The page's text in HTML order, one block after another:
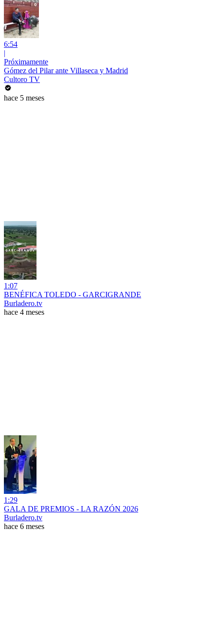
6:54
|
Próximamente
Gómez del Pilar ante Villaseca y Madrid
Cultoro TV
hace 5 meses
1:07
BENÉFICA TOLEDO - GARCIGRANDE
Burladero.tv
hace 4 meses
1:29
GALA DE PREMIOS - LA RAZÓN 2026
Burladero.tv
hace 6 meses